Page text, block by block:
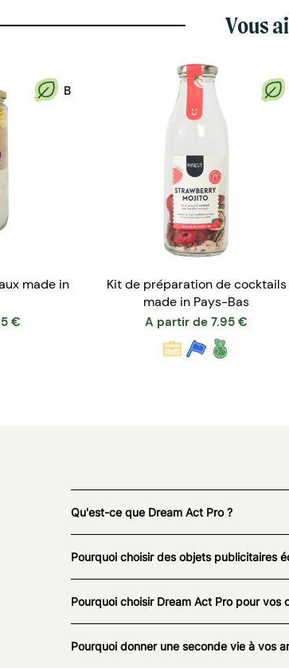
Vous
B
made in
€
Kit de préparation de cocktails
made in Pays-Bas
A partir de 7.95 €
Qu'est-ce que Dream Act Pro ?
Pourquoi choisir des objets publicitaires
Pourquoi choisir Dream Act Pro pour
Pourquoi donner une seconde vie à vos